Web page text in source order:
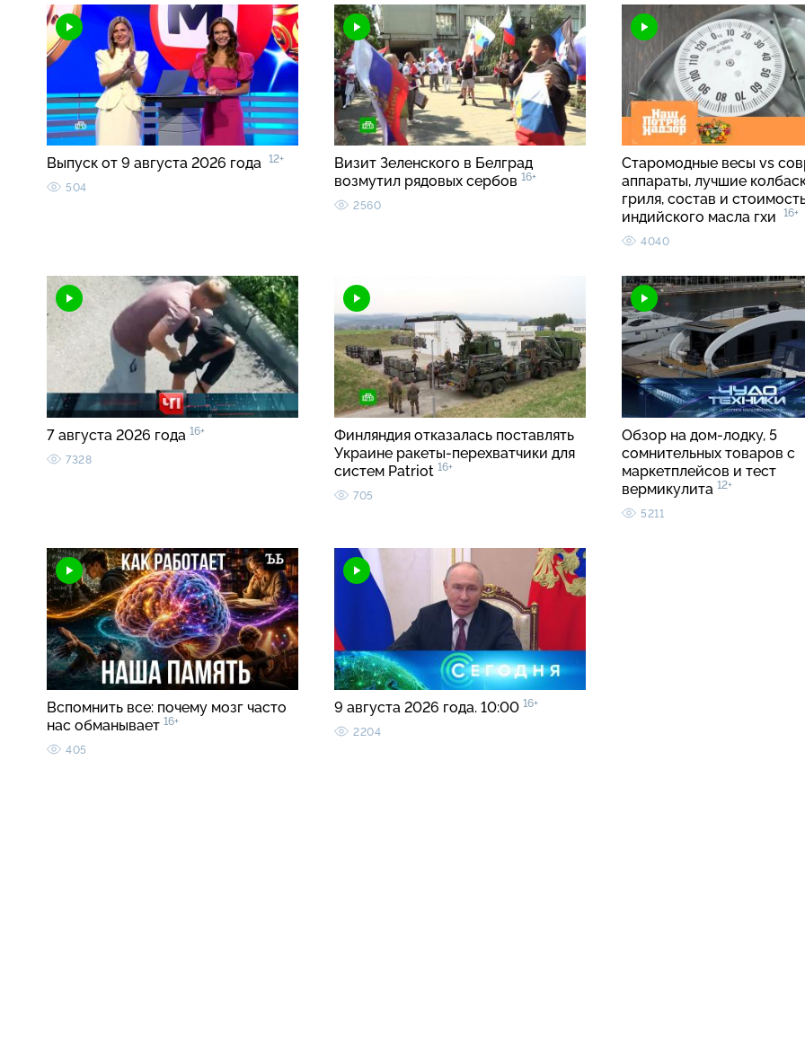
Выпуск от 9 августа 2026 года 12+
504
Визит Зеленского в Белград
возмутил рядовых сербов 16+
2560
Старомодные весы vs
аппараты, лучшие
гриля, состав и
индийского масла гхи
16+
4040
7 августа 2026 года 16+
7328
Финляндия отказалась поставлять
Украине ракеты-перехватчики для
систем Patriot 16+
705
Обзор на дом-лодку, 5
сомнительных товаров с
маркетплейсов и тест
вермикулита 12+
5211
Вспомнить все: почему мозг часто
нас обманывает 16+
405
9 августа 2026 года. 10:00 16+
2204